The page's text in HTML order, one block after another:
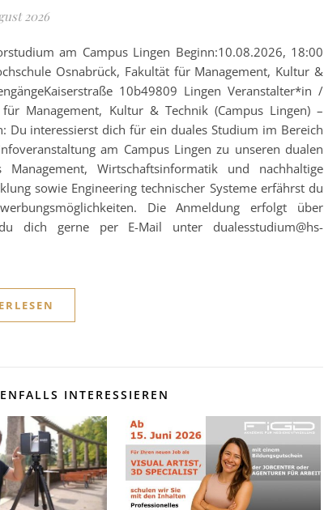
2026
am Campus Lingen Beginn:10.08.2026, 18:00
Osnabrück, Fakultät für Management, Kultur &
10b49809 Lingen Veranstalter*in /
Management, Kultur & Technik (Campus Lingen) –
Du interessierst dich für ein duales Studium im Bereich
am Campus Lingen zu unseren dualen
Wirtschaftsinformatik und nachhaltige
sowie Engineering technischer Systeme erfährst du
Die Anmeldung erfolgt über
dich gerne per E-Mail unter dualesstudium@hs-
INTERESSIEREN